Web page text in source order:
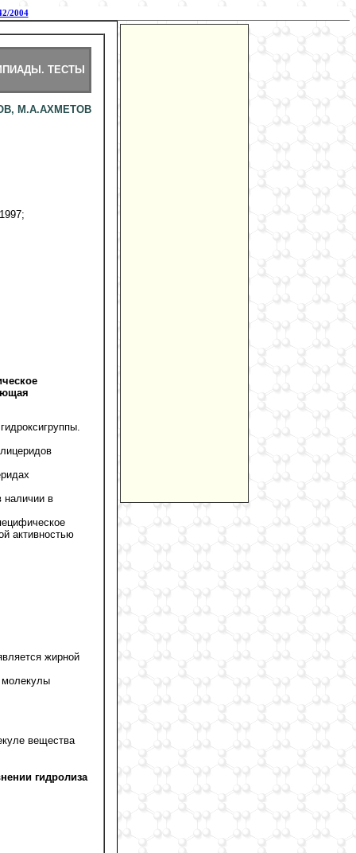
2004
ТЕСТЫ
М.А.АХМЕТОВ
наличии в
активностью
жирной
молекулы
вещества
гидролиза